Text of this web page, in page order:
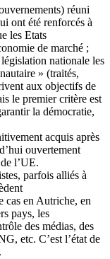
réuni
ont été renforcés à
les Etats
de marché ;
nationale les
» (traités,
aux objectifs de
le premier critère est
la démocratie,
acquis après
ouvertement
l’UE.
parfois alliés à
cas en Autriche, en
pays, les
des médias, des
etc. C’est l’état de